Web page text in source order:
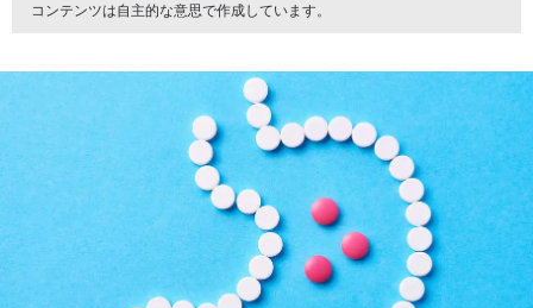
コンテンツは自主的な意思で作成しています。